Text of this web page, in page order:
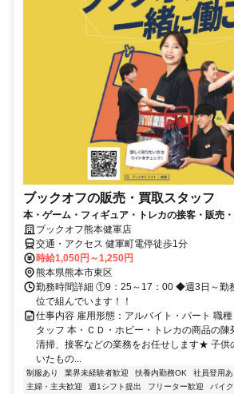
ブックオフの販売・買取スタッフ
本・ゲーム・フィギュア・トレカの接客・販売
ブックオフ熊本健軍店
交通・アクセス 健軍町電停徒歩1分
時給1,050円～1,250円
熊本県熊本市東区
勤務時間詳細 ①9：25～17：00 ◆週3日～勤
位で組んでいます！！
仕事内容 雇用形態：アルバイト・パート 職
タッフ 本・ＣＤ・ホビー・トレカの商品の陳
清掃、接客などの業務をお任せします★ 子供
いたもの...
制服あり 業界未経験者歓迎 扶養内勤務OK 社員登用あ
主婦・主夫歓迎
週1シフト提出 フリーター歓迎 バイ